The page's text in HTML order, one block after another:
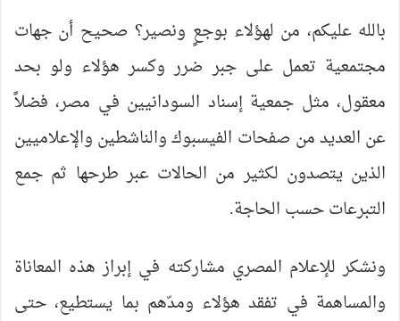
بالله عليكم، من لهؤلاء بوجعٍ ونصير؟ صحيح أن جهات
مجتمعية تعمل على جبر ضرر وكسر هؤلاء ولو بحد
معقول، مثل جمعية إسناد السودانيين في مصر، فضلاً
عن العديد من صفحات الفيسبوك والناشطين والإعلاميين
الذين يتصدون لكثير من الحالات عبر طرحها ثم جمع
التبرعات حسب الحاجة.
ونشكر للإعلام المصري مشاركته في إبراز هذه المعاناة
والمساهمة في تفقد هؤلاء ومدّهم بما يستطيع، حتى